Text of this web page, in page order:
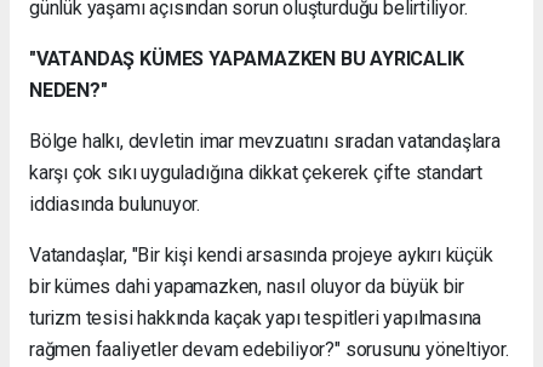
günlük yaşamı açısından sorun oluşturduğu belirtiliyor.
"VATANDAŞ KÜMES YAPAMAZKEN BU AYRICALIK
NEDEN?"
Bölge halkı, devletin imar mevzuatını sıradan vatandaşlara
karşı çok sıkı uyguladığına dikkat çekerek çifte standart
iddiasında bulunuyor.
Vatandaşlar, "Bir kişi kendi arsasında projeye aykırı küçük
bir kümes dahi yapamazken, nasıl oluyor da büyük bir
turizm tesisi hakkında kaçak yapı tespitleri yapılmasına
rağmen faaliyetler devam edebiliyor?" sorusunu yöneltiyor.